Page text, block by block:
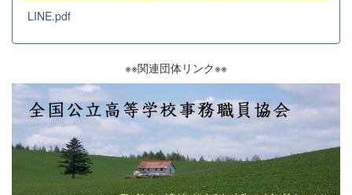
LINE.pdf
※※関連団体リンク※※